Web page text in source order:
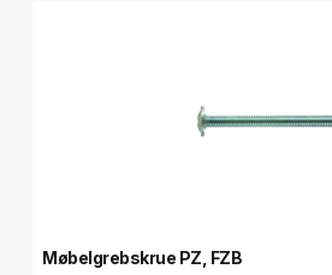
Møbelgrebskrue PZ, FZB